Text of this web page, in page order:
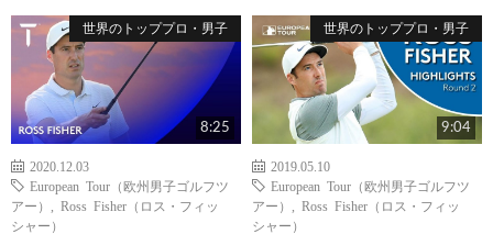
世界のトッププロ・男子
8:25
2020.12.03
European Tour（欧州男子ゴルフツ
アー）
Ross Fisher（ロス・フィッ
シャー）
世界のトッププロ・男子
9:04
2019.05.10
European Tour（欧州男子ゴルフツ
アー）
Ross Fisher（ロス・フィッ
シャー）